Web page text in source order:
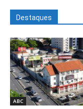
Destaques
ABC